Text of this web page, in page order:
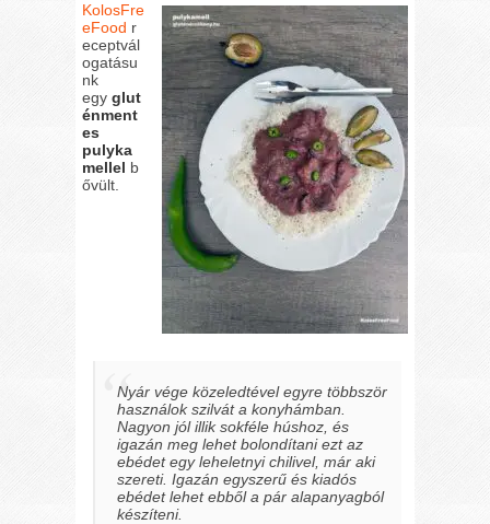
KolosFre
eFood r
eceptvál
ogatásu
nk
egyglut
énment
es
pulyka
mellel b
ővült.
Nyár vége közeledtével egyre többször
használok szilvát a konyhámban.
Nagyon jól illik sokféle húshoz, és
igazán meg lehet bolondítani ezt az
ebédet egy leheletnyi chilivel, már aki
szereti. Igazán egyszerű és kiadós
ebédet lehet ebből a pár alapanyagból
készíteni.